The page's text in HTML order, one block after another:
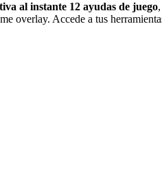
al instante 12 ayudas de juego
overlay. Accede a tus